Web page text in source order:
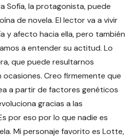
Sofía, la protagonista, puede
de novela. El lector va a vivir
y afecto hacia ella, pero también
a entender su actitud. Lo
que puede resultarnos
ocasiones. Creo firmemente que
a partir de factores genéticos
gracias a las
por eso por lo que nadie es
Mi personaje favorito es Lotte,